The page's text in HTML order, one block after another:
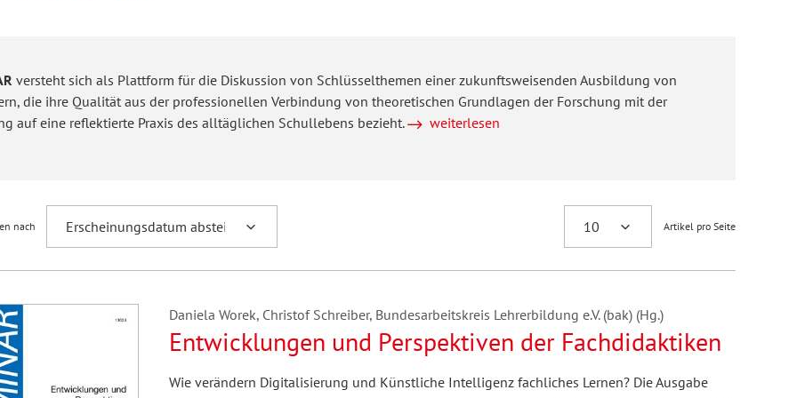
Personal- und
für
versteht sich als Plattform für die Diskussion von Schlüsselthemen einer zukunftsweisenden Ausbildung von
die ihre Qualität aus der professionellen Verbindung von theoretischen Grundlagen der Forschung mit der
auf eine reflektierte Praxis des alltäglichen Schullebens bezieht.
weiterlesen
nach Artikel pro Seite
Daniela Worek, Christof Schreiber, Bundesarbeitskreis Lehrerbildung e.V. (bak) (Hg.)
Entwicklungen und Perspektiven der Fachdidaktiken
Wie verändern Digitalisierung und Künstliche Intelligenz fachliches Lernen? Die Ausgabe